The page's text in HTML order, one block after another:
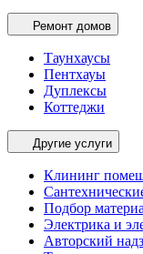
Ремонт домов
Таунхаусы
Пентхауы
Дуплексы
Коттеджи
Другие услуги
Клининг
Подбор
Электрика и
Авторский